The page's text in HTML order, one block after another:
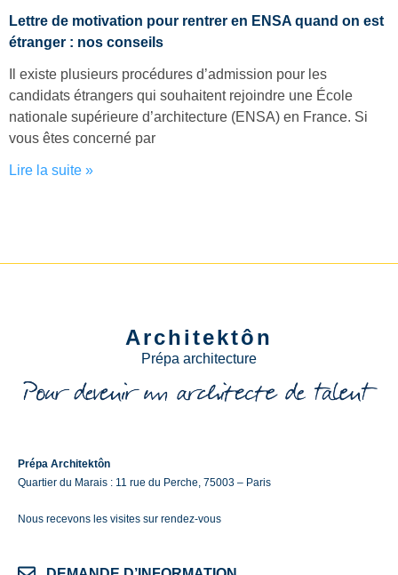
Lettre de motivation pour rentrer en ENSA quand on est
étranger : nos conseils
Il existe plusieurs procédures d’admission pour les
candidats étrangers qui souhaitent rejoindre une École
nationale supérieure d’architecture (ENSA) en France. Si
vous êtes concerné par
Lire la suite »
Architektôn
Prépa architecture
Prépa Architektôn
Quartier du Marais : 11 rue du Perche, 75003 – Paris
Nous recevons les visites sur rendez-vous